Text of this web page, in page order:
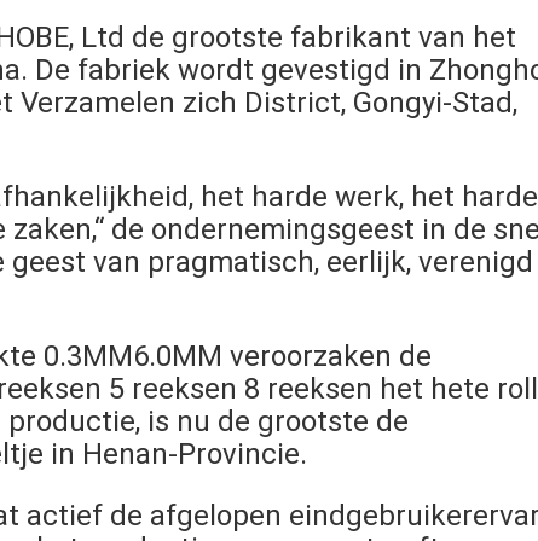
Ltd de grootste fabrikant van het
De fabriek wordt gevestigd in
zich District, Gongyi-Stad,
het harde werk, het harde
de ondernemingsgeest in de
van pragmatisch, eerlijk, verenigd
0.3MM6.0MM veroorzaken de
5 reeksen 8 reeksen het hete
is nu de grootste de
in Henan-Provincie.
actief de afgelopen